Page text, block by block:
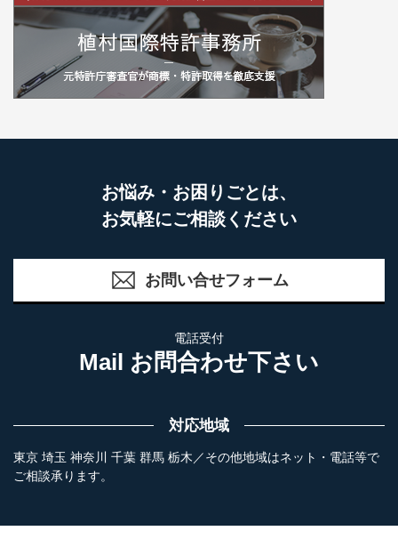
お悩み・お困りごとは、
お気軽にご相談ください
お問い合せフォーム
電話受付
Mail お問合わせ下さい
対応地域
東京 埼玉 神奈川 千葉 群馬 栃木／その他地域はネット・電話等で
ご相談承ります。